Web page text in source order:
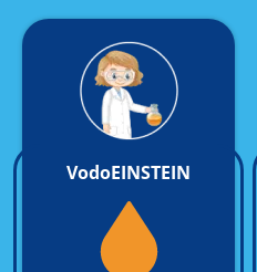
VodoEINSTEIN